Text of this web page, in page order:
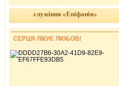
служіння «Епіфанія»
СЕРЦЯ ЛІКУЄ ЛЮБОВ!